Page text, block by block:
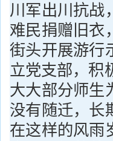
川军出川抗战
难民捐赠旧衣
街头开展游行
立党支部，积
大大部分师生
没有随迁，
在这样的风雨